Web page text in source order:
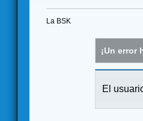
La BSK
¡Un error
El